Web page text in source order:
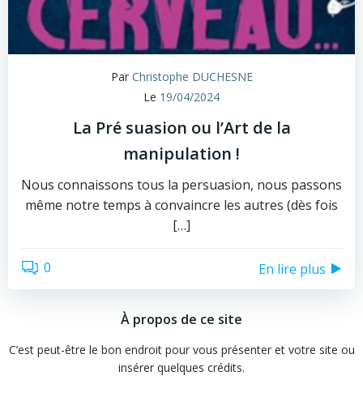
Par Christophe DUCHESNE
Le 19/04/2024
La Pré suasion ou l’Art de la
manipulation !
Nous connaissons tous la persuasion, nous passons
même notre temps à convaincre les autres (dès fois
[…]
0 En lire plus
À propos de ce site
C’est peut-être le bon endroit pour vous présenter et votre site ou
insérer quelques crédits.